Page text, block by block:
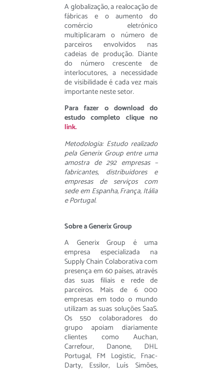
A globalização, a realocação de
fábricas e o aumento do
comércio eletrónico
multiplicaram o número de
parceiros envolvidos nas
cadeias de produção. Diante
do número crescente de
interlocutores, a necessidade
de visibilidade é cada vez mais
importante neste setor.
Para fazer o download do
estudo completo clique no
link.
Metodologia: Estudo realizado
pela Generix Group entre uma
amostra de 292 empresas –
fabricantes, distribuidores e
empresas de serviços com
sede em Espanha, França, Itália
e Portugal.
Sobre a Generix Group
A Generix Group é uma
empresa especializada na
Supply Chain Colaborativa com
presença em 60 países, através
das suas filiais e rede de
parceiros. Mais de 6 000
empresas em todo o mundo
utilizam as suas soluções SaaS.
Os 550 colaboradores do
grupo apoiam diariamente
clientes como Auchan,
Carrefour, Danone, DHL
Portugal, FM Logistic, Fnac-
Darty, Essilor, Luís Simões,